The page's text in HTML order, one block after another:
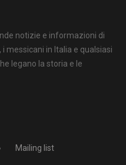
notizie e informazioni di
messicani in Italia e qualsiasi
legano la storia e le
Mailing list